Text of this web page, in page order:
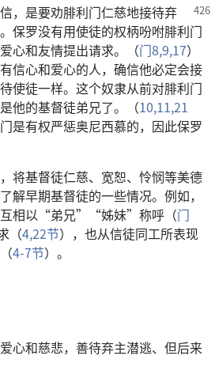
，是要劝腓利门仁慈地接待弃
保罗没有用使徒的权柄吩咐腓利门
心和友情提出请求。（门8,9,17）
信心和爱心的人，确信他必定会接
使徒一样。这个奴隶从前对腓利门
他的基督徒弟兄了。（10,11,21
是有权严惩奥尼西慕的，因此保罗
将基督徒仁慈、宽恕、怜悯等美德
解早期基督徒的一些情况。例如，
互相以“弟兄”“姊妹”称呼（门
（4,22节），也从信徒同工所表现
4-7节）。
心和慈悲，善待弃主潜逃、但后来